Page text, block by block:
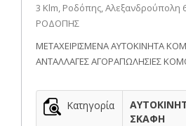
3 Klm, Ροδόπης,
ΡΟΔΟΠΗΣ
ΜΕΤΑΧΕΙΡΙΣΜΕΝΑ ΑΥΤΟΚΙΝΗΤΑ
ΑΝΤΑΛΛΑΓΕΣ ΑΓΟΡΑΠΩΛΗΣΙΕΣ
Κατηγορία
ΣΚΑΦΗ